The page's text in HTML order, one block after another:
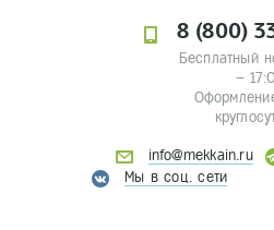
8 (800)
Бесплатный
–
info@mekkain.ru
Мы в соц. сети